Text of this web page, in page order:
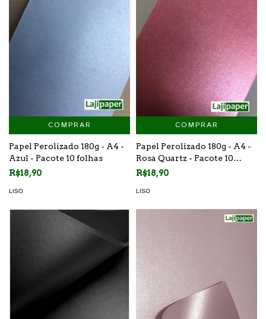
COMPRAR
Papel Perolizado 180g - A4 -
Azul - Pacote 10 folhas
R$18,90
LISO
COMPRAR
Papel Perolizado 180g - A4 -
Rosa Quartz - Pacote 10
folhas
R$18,90
LISO